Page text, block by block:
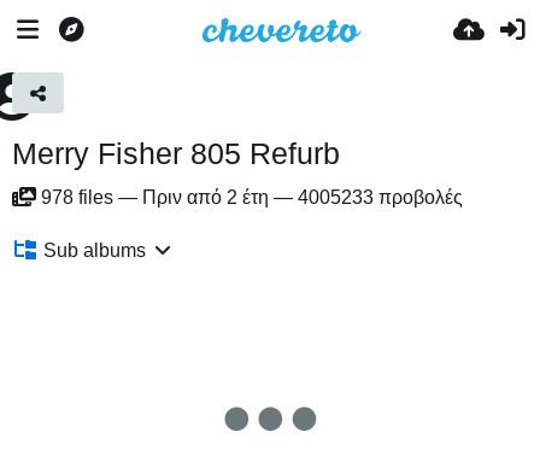
Merry Fisher 805 Refurb
978 files — Πριν από 2 έτη — 4005233 προβολές
Sub albums